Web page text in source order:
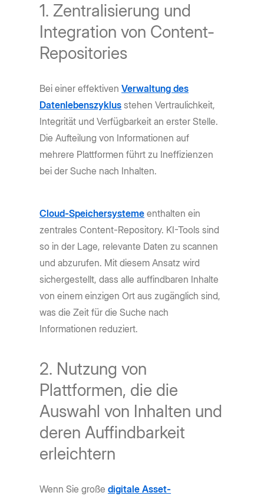
1. Zentralisierung und
Integration von Content-
Repositories
Bei einer effektivenVerwaltung des
Datenlebenszyklus stehen Vertraulichkeit,
Integrität und Verfügbarkeit an erster Stelle.
Die Aufteilung von Informationen auf
mehrere Plattformen führt zu Ineffizienzen
bei der Suche nach Inhalten.
Cloud-Speichersysteme enthalten ein
zentrales Content-Repository. KI-Tools sind
so in der Lage, relevante Daten zu scannen
und abzurufen. Mit diesem Ansatz wird
sichergestellt, dass alle auffindbaren Inhalte
von einem einzigen Ort aus zugänglich sind,
was die Zeit für die Suche nach
Informationen reduziert.
2. Nutzung von
Plattformen, die die
Auswahl von Inhalten und
deren Auffindbarkeit
erleichtern
Wenn Sie großedigitale Asset-